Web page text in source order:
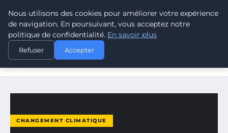
CLIMATE RESPONSE BLOG
ACCUEIL
CHANGEMENT CLIMATIQUE
LE FONDS SOUVERAIN NORVÉGIEN DÉÇOIT SUR SES
CHANGEMENT CLIMATIQUE
Nous utilisons des cookies pour améliorer votre expérience
de navigation. En poursuivant, vous acceptez notre
politique de confidentialité. En savoir plus
Refuser Accepter